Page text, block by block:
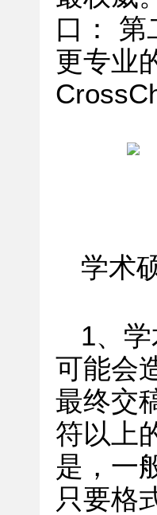
口： 第
更专业
学术
1、
可能会
最终交
符以上
是，一
只要格